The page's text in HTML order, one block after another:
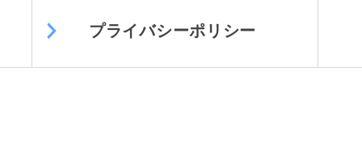
プライバシーポリシー